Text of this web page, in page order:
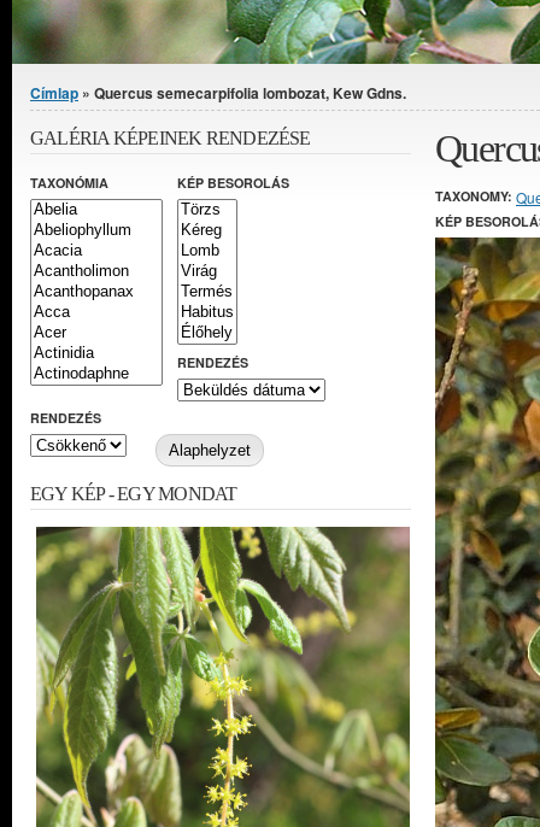
Jelenlegi hely
Címlap » Quercus semecarpifolia lombozat, Kew Gdns.
TAXONOMY:
KÉP
GALÉRIA KÉPEINEK RENDEZÉSE
TAXONÓMIA KÉP BESOROLÁS
RENDEZÉS
RENDEZÉS
EGY KÉP - EGY MONDAT